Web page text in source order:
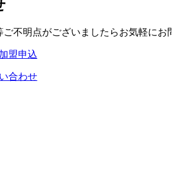
不明点がございましたらお気軽にお
盟申込
合わせ